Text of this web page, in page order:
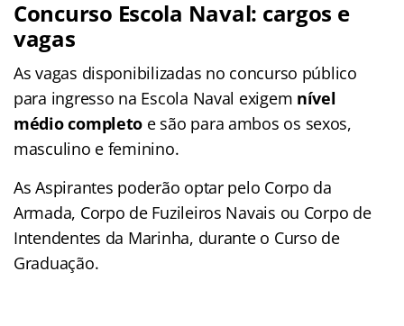
Concurso Escola Naval: cargos e
vagas
As vagas disponibilizadas no concurso público
para ingresso na Escola Naval exigem nível
médio completo e são para ambos os sexos,
masculino e feminino.
As Aspirantes poderão optar pelo Corpo da
Armada, Corpo de Fuzileiros Navais ou Corpo de
Intendentes da Marinha, durante o Curso de
Graduação.